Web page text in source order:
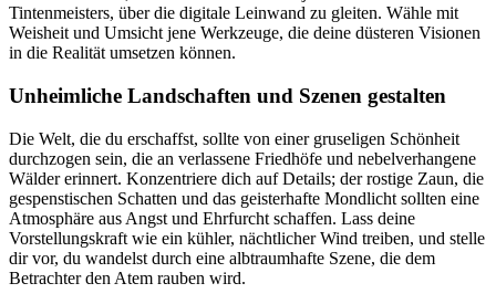
Tintenmeisters, über die digitale Leinwand zu gleiten. Wähle mit
Weisheit und Umsicht jene Werkzeuge, die deine düsteren Visionen
in die Realität umsetzen können.
Unheimliche Landschaften und Szenen gestalten
Die Welt, die du erschaffst, sollte von einer gruseligen Schönheit
durchzogen sein, die an verlassene Friedhöfe und nebelverhangene
Wälder erinnert. Konzentriere dich auf Details; der rostige Zaun, die
gespenstischen Schatten und das geisterhafte Mondlicht sollten eine
Atmosphäre aus Angst und Ehrfurcht schaffen. Lass deine
Vorstellungskraft wie ein kühler, nächtlicher Wind treiben, und stelle
dir vor, du wandelst durch eine albtraumhafte Szene, die dem
Betrachter den Atem rauben wird.